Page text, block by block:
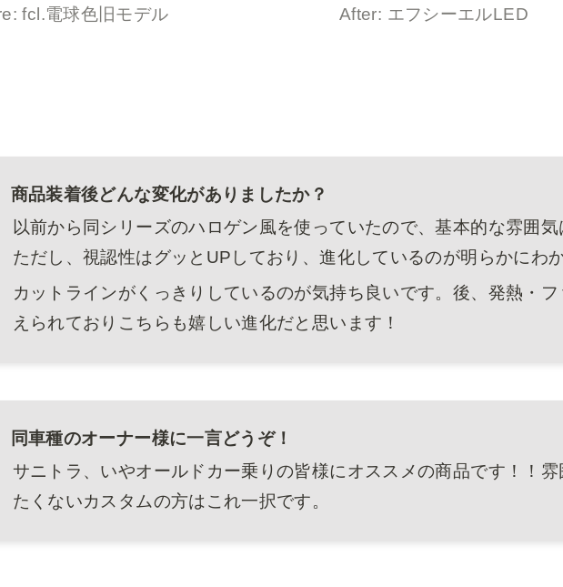
fcl.電球色旧モデル After: エフシーエルLED
商品装着後どんな変化がありましたか？
以前から同シリーズのハロゲン風を使っていたので、基本的な雰囲気
ただし、視認性はグッとUPしており、進化しているのが明らかにわ
カットラインがくっきりしているのが気持ち良いです。後、発熱・
えられておりこちらも嬉しい進化だと思います！
同車種のオーナー様に一言どうぞ！
サニトラ、いやオールドカー乗りの皆様にオススメの商品です！！
たくないカスタムの方はこれ一択です。